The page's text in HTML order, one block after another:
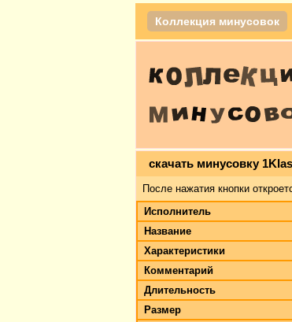
Коллекция минусовок
скачать минусовку
После нажатия кнопки
Исполнитель
Название
Характеристики
Комментарий
Длительность
Размер